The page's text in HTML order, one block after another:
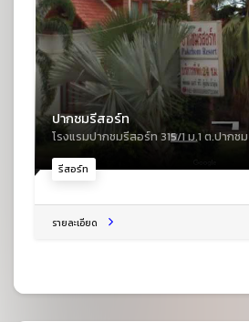
รีสอร์ท
ปากชมรีสอร์ท
โรงแรมปากชมรีสอร์ท 315/1 ม.1 ต.ปากช
รายละเอียด